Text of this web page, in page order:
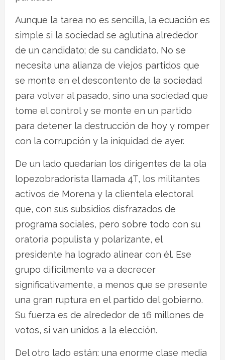
Aunque la tarea no es sencilla, la ecuación es
simple si la sociedad se aglutina alrededor
de un candidato; de su candidato. No se
necesita una alianza de viejos partidos que
se monte en el descontento de la sociedad
para volver al pasado, sino una sociedad que
tome el control y se monte en un partido
para detener la destrucción de hoy y romper
con la corrupción y la iniquidad de ayer.
De un lado quedarían los dirigentes de la ola
lopezobradorista llamada 4T, los militantes
activos de Morena y la clientela electoral
que, con sus subsidios disfrazados de
programa sociales, pero sobre todo con su
oratoria populista y polarizante, el
presidente ha logrado alinear con él. Ese
grupo difícilmente va a decrecer
significativamente, a menos que se presente
una gran ruptura en el partido del gobierno.
Su fuerza es de alrededor de 16 millones de
votos, si van unidos a la elección.
Del otro lado están: una enorme clase media